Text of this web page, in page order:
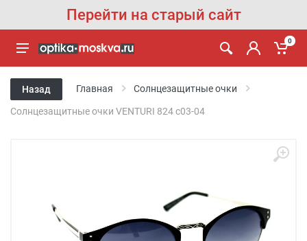
Перейти на старый сайт
0
Назад Главная Солнцезащитные очки
Солнцезащитные очки VENTURI 824 с03-04